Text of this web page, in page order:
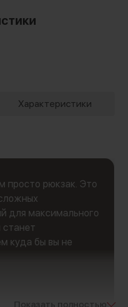
Характеристики
просто рюкзак. Это
для максимального
станет
куда бы вы не
Показать полностью